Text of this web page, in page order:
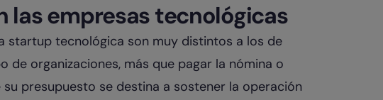
las empresas tecnológicas
startup tecnológica son muy distintos a los de
de organizaciones, más que pagar la nómina o
presupuesto se destina a sostener la operación